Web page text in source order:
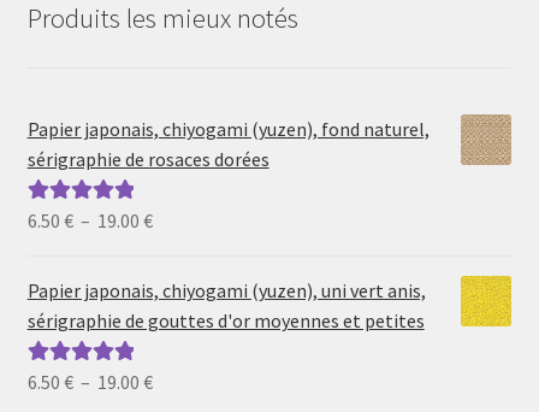
Produits les mieux notés
Papier japonais, chiyogami (yuzen), fond naturel,
sérigraphie de rosaces dorées
Note5.00sur
6.50 € – 19.00 €Plage
prix :
6.50 €
19.00 €
Papier japonais, chiyogami (yuzen), uni vert anis,
sérigraphie de gouttes d'or moyennes et petites
Note5.00sur
6.50 € – 19.00 €Plage